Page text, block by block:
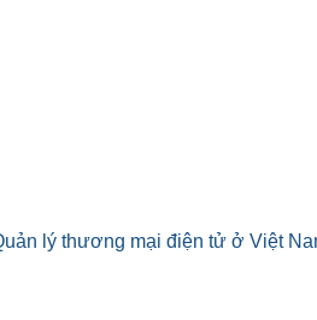
lý thương mại điện tử ở Việt